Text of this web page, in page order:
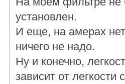
установлен.
И еще, на амерах
ничего не надо.
Ну и конечно,
зависит от